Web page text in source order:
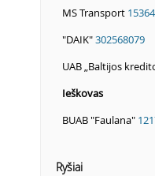
MS Transport
"DAIK"302568079
UAB „Baltijos
Ieškovas
BUAB "Faulana"
Ryšiai